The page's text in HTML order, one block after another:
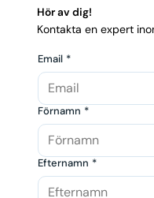
Hör av dig!
Kontakta en expert
Email *
Förnamn *
Efternamn *